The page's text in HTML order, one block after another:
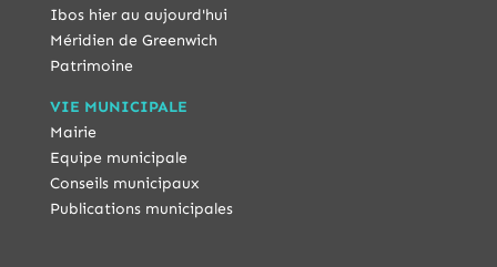
Ibos hier au aujourd'hui
Méridien de Greenwich
Patrimoine
VIE MUNICIPALE
Mairie
Equipe municipale
Conseils municipaux
Publications municipales